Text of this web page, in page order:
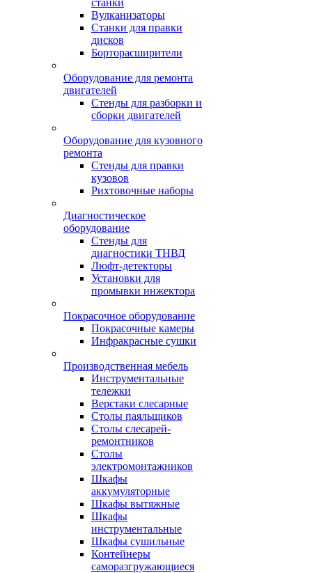
станки
Вулканизаторы
Станки для правки
дисков
Борторасширители
Оборудование для ремонта
двигателей
Стенды для разборки и
сборки двигателей
Оборудование для кузовного
ремонта
Стенды для правки
кузовов
Рихтовочные наборы
Диагностическое
оборудование
Стенды для
диагностики ТНВД
Люфт-детекторы
Установки для
промывки инжектора
Покрасочное оборудование
Покрасочные камеры
Инфракрасные сушки
Производственная мебель
Инструментальные
тележки
Верстаки слесарные
Столы паяльщиков
Столы слесарей-
ремонтников
Столы
электромонтажников
Шкафы
аккумуляторные
Шкафы вытяжные
Шкафы
инструментальные
Шкафы сушильные
Контейнеры
саморазгружающиеся